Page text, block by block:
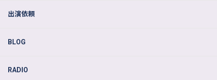
出演依頼
BLOG
RADIO